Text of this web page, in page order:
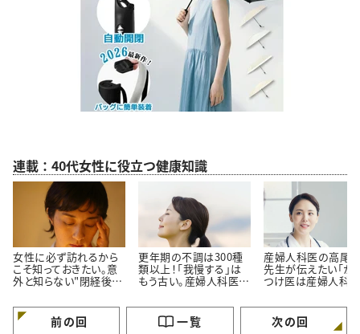
連載：40代女性に役立つ健康知識
女性に必ず訪れるから
こそ知っておきたい。意
外と知らない"閉経後の
更年期の不調は300種
類以上！「我慢する」は
もう古い。産婦人科医高
との付き合い方
産婦人科医の高尾
先生が伝えたい「か
つけ医は産婦人科
前の回 一覧 次の回